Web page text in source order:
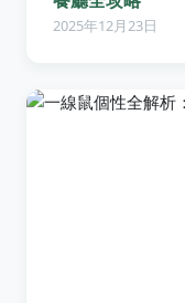
2025年12月23日